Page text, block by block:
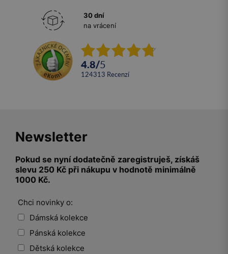
30 dní
na vrácení
4.8/5
124313 recenzí
Newsletter
Pokud se nyní dodatečně zaregistruješ, získáš
slevu 250 Kč při nákupu v hodnotě minimálně
1000 Kč.
Chci novinky o:
Dámská kolekce
Pánská kolekce
Dětská kolekce